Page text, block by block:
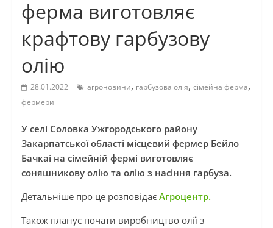
ферма виготовляє
крафтову гарбузову
олію
28.01.2022 агроновини, гарбузова олія, сімейна ферма,
фермери
У селі Соловка Ужгородського району
Закарпатської області місцевий фермер Бейло
Бачкаі на сімейній фермі виготовляє
соняшникову олію та олію з насіння гарбуза.
Детальніше про це розповідає Агроцентр.
Також планує почати виробництво олії з